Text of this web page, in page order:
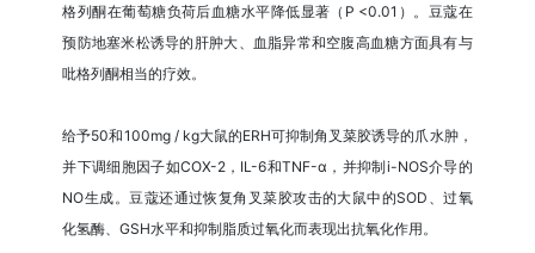
格列酮在葡萄糖负荷后血糖水平降低显著（P <0.01）。豆蔻在
预防地塞米松诱导的肝肿大、血脂异常和空腹高血糖方面具有与
吡格列酮相当的疗效。
给予50和100mg / kg大鼠的ERH可抑制角叉菜胶诱导的爪水肿，
并下调细胞因子如COX-2，IL-6和TNF-α，并抑制i-NOS介导的
NO生成。豆蔻还通过恢复角叉菜胶攻击的大鼠中的SOD、过氧
化氢酶、GSH水平和抑制脂质过氧化而表现出抗氧化作用。